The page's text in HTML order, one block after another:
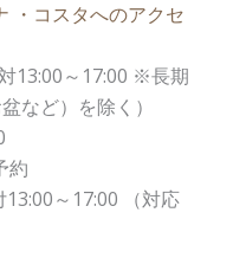
・コスタへのアクセ
対13:00～17:00 ※長期
など）を除く）
約
～17:00 （対応